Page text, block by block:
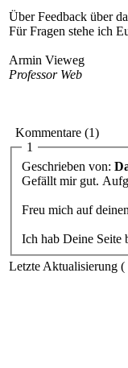
Über Feedback über
Für Fragen stehe ich
Armin Vieweg
Professor Web
Kommentare (1)
1
Geschrieben von:
Gefällt mir gut.
Freu mich auf
Ich hab Deine Seite
Letzte Aktualisierung